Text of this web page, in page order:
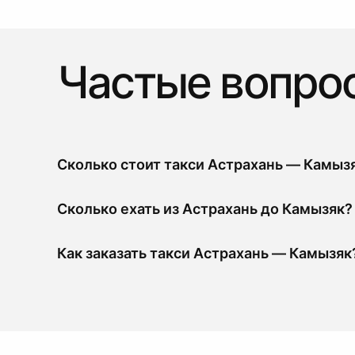
Частые
Сколько стоит такси Астрахань —
Сколько ехать из Астрахань до Камызяк?
Как заказать такси Астрахань —